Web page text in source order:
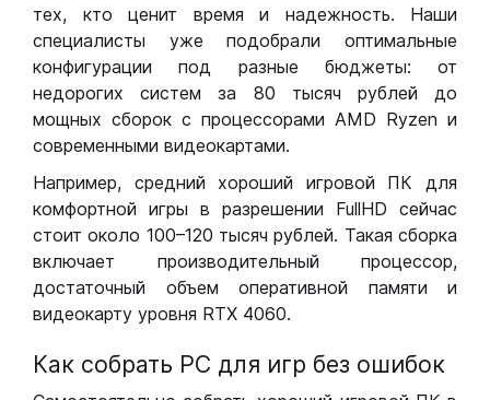
тех, кто ценит время и надежность. Наши
специалисты уже подобрали оптимальные
конфигурации под разные бюджеты: от
недорогих систем за 80 тысяч рублей до
мощных сборок с процессорами AMD Ryzen и
современными видеокартами.
Например, средний хороший игровой ПК для
комфортной игры в разрешении FullHD сейчас
стоит около 100–120 тысяч рублей. Такая сборка
включает производительный процессор,
достаточный объем оперативной памяти и
видеокарту уровня RTX 4060.
Как собрать РС для игр без ошибок